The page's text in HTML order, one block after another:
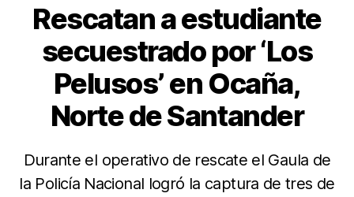
Rescatan a estudiante
secuestrado por ‘Los
Pelusos’ en Ocaña,
Norte de Santander
Durante el operativo de rescate el Gaula de
la Policía Nacional logró la captura de tres de